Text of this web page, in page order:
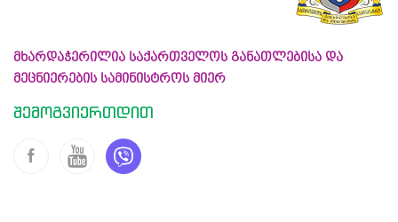
მხარდაჭერილია საქართველოს განათლებისა და
მეცნიერების სამინისტროს მიერ
შემოგვიერთდით